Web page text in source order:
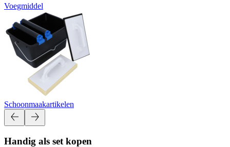
Voegmiddel
Schoonmaakartikelen
Handig als set kopen